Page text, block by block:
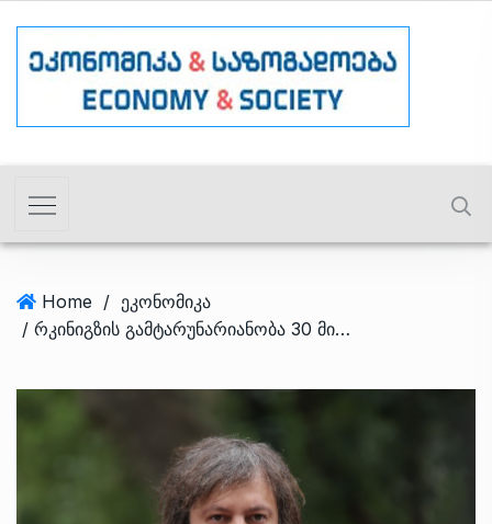
Home / ეკონომიკა
/ რკინიგზის გამტარუნარიანობა 30 მილიონ ტონამდე გაიზრდება – ირაკლი კობახიძე